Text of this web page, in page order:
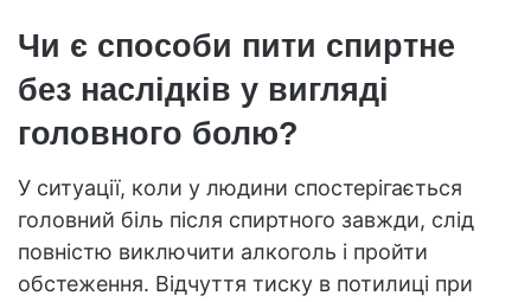
Чи є способи пити спиртне
без наслідків у вигляді
головного болю?
У ситуації, коли у людини спостерігається
головний біль після спиртного завжди, слід
повністю виключити алкоголь і пройти
обстеження. Відчуття тиску в потилиці при